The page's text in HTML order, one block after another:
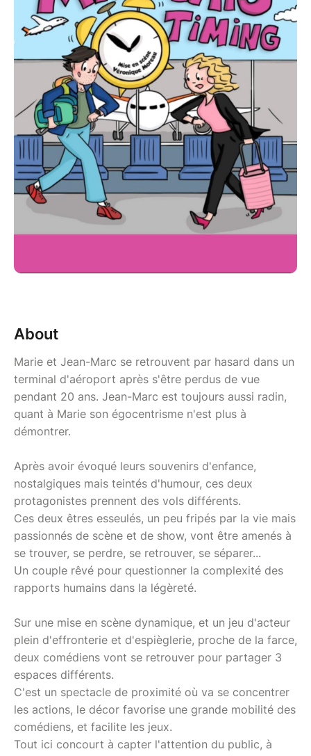
About
Marie et Jean-Marc se retrouvent par hasard dans un
terminal d'aéroport après s'être perdus de vue
pendant 20 ans. Jean-Marc est toujours aussi radin,
quant à Marie son égocentrisme n'est plus à
démontrer.
Après avoir évoqué leurs souvenirs d'enfance,
nostalgiques mais teintés d'humour, ces deux
protagonistes prennent des vols différents.
Ces deux êtres esseulés, un peu fripés par la vie mais
passionnés de scène et de show, vont être amenés à
se trouver, se perdre, se retrouver, se séparer...
Un couple rêvé pour questionner la complexité des
rapports humains dans la légèreté.
Sur une mise en scène dynamique, et un jeu d'acteur
plein d'effronterie et d'espièglerie, proche de la farce,
deux comédiens vont se retrouver pour partager 3
espaces différents.
C'est un spectacle de proximité où va se concentrer
les actions, le décor favorise une grande mobilité des
comédiens, et facilite les jeux.
Tout ici concourt à capter l'attention du public, à